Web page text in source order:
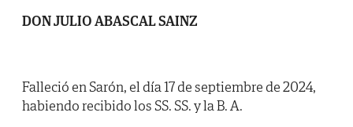
DON JULIO ABASCAL SAINZ
Falleció en Sarón, el día 17 de septiembre de 2024,
habiendo recibido los SS. SS. y la B. A.